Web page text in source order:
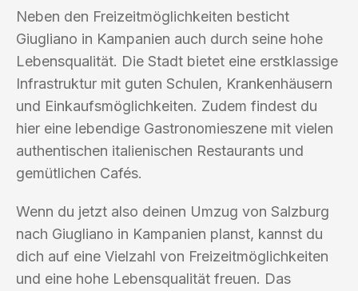
Neben den Freizeitmöglichkeiten besticht
Giugliano in Kampanien auch durch seine hohe
Lebensqualität. Die Stadt bietet eine erstklassige
Infrastruktur mit guten Schulen, Krankenhäusern
und Einkaufsmöglichkeiten. Zudem findest du
hier eine lebendige Gastronomieszene mit vielen
authentischen italienischen Restaurants und
gemütlichen Cafés.
Wenn du jetzt also deinen Umzug von Salzburg
nach Giugliano in Kampanien planst, kannst du
dich auf eine Vielzahl von Freizeitmöglichkeiten
und eine hohe Lebensqualität freuen. Das